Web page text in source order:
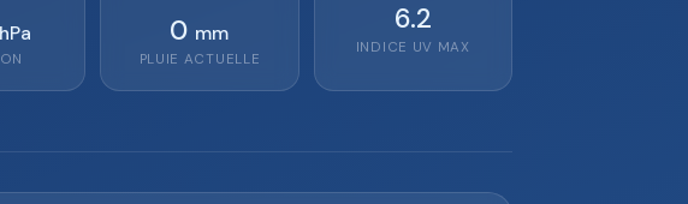
hPa 0 mm
PLUIE ACTUELLE
6.2
INDICE UV MAX